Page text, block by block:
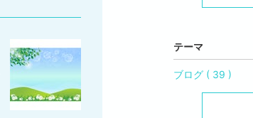
テーマ
ブログ ( 39 )